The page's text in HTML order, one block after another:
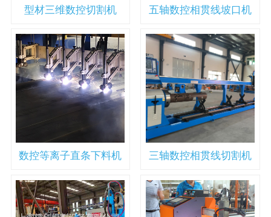
型材三维数控切割机 五轴数控相贯线坡口机
数控等离子直条下料机 三轴数控相贯线切割机